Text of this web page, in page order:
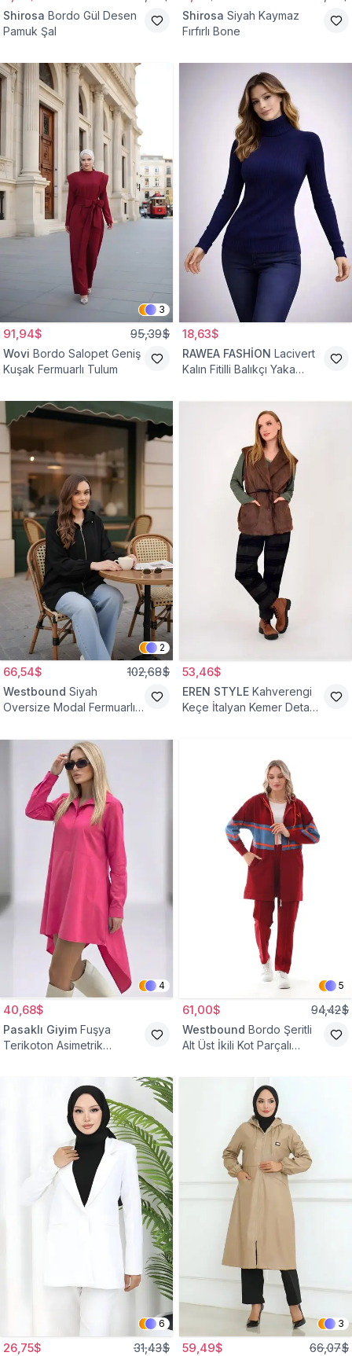
Shirosa Bordo Gül Desen
Pamuk Şal
Shirosa Siyah Kaymaz
Fırfırlı Bone
3
91,94$ 95,39$
Wovi Bordo Salopet Geniş
Kuşak Fermuarlı Tulum
18,63$
RAWEA FASHİON Lacivert
Kalın Fitilli Balıkçı Yaka
2
66,54$ 102,68$
Westbound Siyah
Oversize Modal Fermuarlı
53,46$
EREN STYLE Kahverengi
Keçe İtalyan Kemer Detaylı
4
40,68$
Pasaklı Giyim Fuşya
Terikoton Asimetrik
5
61,00$ 94,42$
Westbound Bordo Şeritli
Alt Üst İkili Kot Parçalı
6
26,75$ 31,43$
3
59,49$ 66,07$